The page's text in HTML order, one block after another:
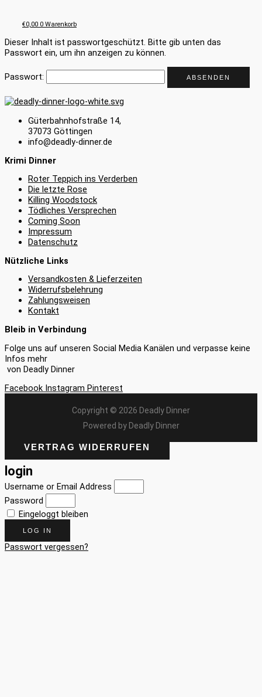
€0,00 0 Warenkorb
Dieser Inhalt ist passwortgeschützt. Bitte gib unten das
Passwort ein, um ihn anzeigen zu können.
Passwort:
Güterbahnhofstraße 14,
37073 Göttingen
info@deadly-dinner.de
Krimi Dinner
Roter Teppich ins Verderben
Die letzte Rose
Killing Woodstock
Tödliches Versprechen
Coming Soon
Impressum
Datenschutz
Nützliche Links
Versandkosten & Lieferzeiten
Widerrufsbelehrung
Zahlungsweisen
Kontakt
Bleib in Verbindung
Folge uns auf unseren Social Media Kanälen und verpasse keine
Infos mehr
von Deadly Dinner
Facebook Instagram Pinterest
Copyright © 2026 Deadly Dinner
Powered by Deadly Dinner
VERTRAG WIDERRUFEN
login
Username or Email Address
Password
Eingeloggt bleiben
LOG IN
Passwort vergessen?